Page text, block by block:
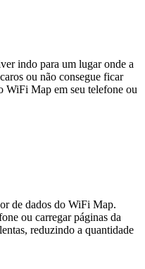
indo para um lugar onde a
ou não consegue ficar
WiFi Map em seu telefone ou
de dados do WiFi Map.
ou carregar páginas da
reduzindo a quantidade